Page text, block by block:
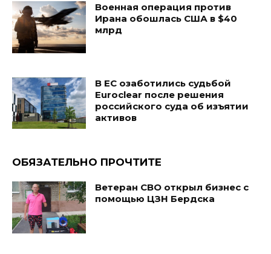
Военная операция против
Ирана обошлась США в $40
млрд
В ЕС озаботились судьбой
Euroclear после решения
российского суда об изъятии
активов
ОБЯЗАТЕЛЬНО ПРОЧТИТЕ
Ветеран СВО открыл бизнес с
помощью ЦЗН Бердска